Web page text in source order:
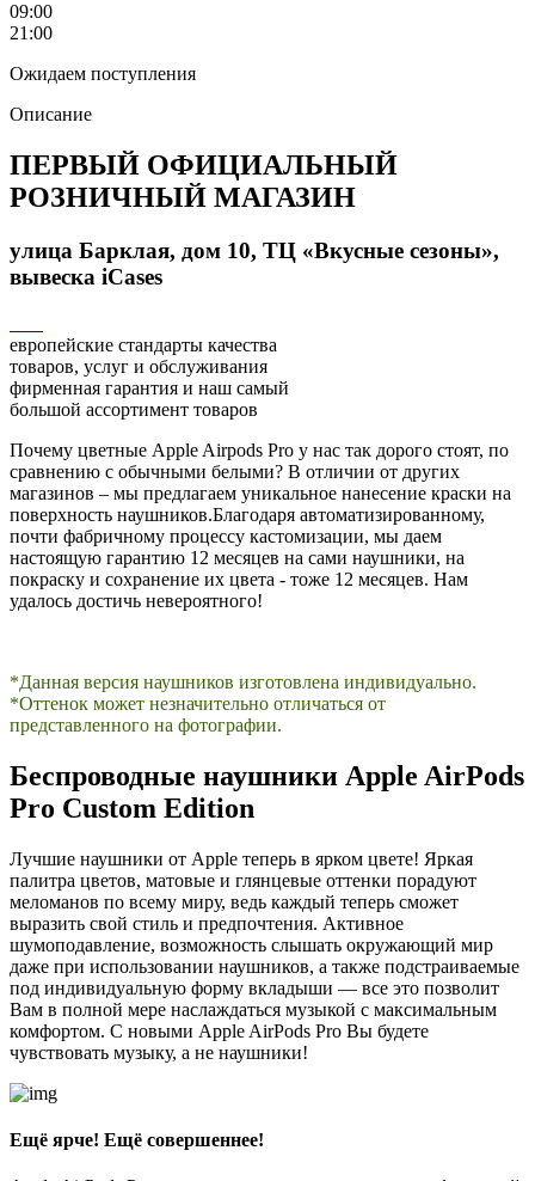
09:00
21:00
Ожидаем поступления
Описание
ПЕРВЫЙ ОФИЦИАЛЬНЫЙ
РОЗНИЧНЫЙ МАГАЗИН
улица Барклая, дом 10, ТЦ «Вкусные сезоны»,
вывеска iCases
европейские стандарты качества
товаров, услуг и обслуживания
фирменная гарантия и наш самый
большой ассортимент товаров
Почему цветные Apple Airpods Pro у нас так дорого стоят, по
сравнению с обычными белыми? В отличии от других
магазинов – мы предлагаем уникальное нанесение краски на
поверхность наушников.Благодаря автоматизированному,
почти фабричному процессу кастомизации, мы даем
настоящую гарантию 12 месяцев на сами наушники, на
покраску и сохранение их цвета - тоже 12 месяцев. Нам
удалось достичь невероятного!
*Данная версия наушников изготовлена индивидуально.
*Оттенок может незначительно отличаться от
представленного на фотографии.
Беспроводные наушники Apple AirPods
Pro Custom Edition
Лучшие наушники от Apple теперь в ярком цвете! Яркая
палитра цветов, матовые и глянцевые оттенки порадуют
меломанов по всему миру, ведь каждый теперь сможет
выразить свой стиль и предпочтения. Активное
шумоподавление, возможность слышать окружающий мир
даже при использовании наушников, а также подстраиваемые
под индивидуальную форму вкладыши — все это позволит
Вам в полной мере наслаждаться музыкой с максимальным
комфортом. С новыми Apple AirPods Pro Вы будете
чувствовать музыку, а не наушники!
Ещё ярче! Ещё совершеннее!